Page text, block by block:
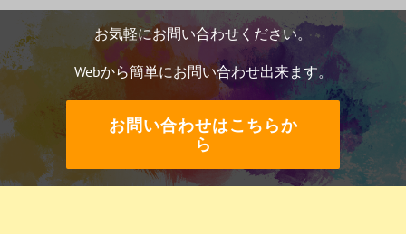
お気軽にお問い合わせください。
Webから簡単にお問い合わせ出来ます。
お問い合わせはこちらか
ら